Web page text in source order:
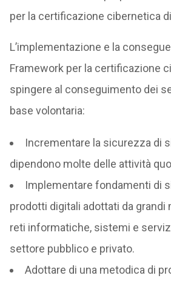
per la certificazione cibernetica
L’implementazione e la
Framework per la certificazione
spingere al conseguimento dei
base volontaria:
Incrementare la sicurezza di
dipendono molte delle attività
Implementare fondamenti di
prodotti digitali adottati da grandi
reti informatiche, sistemi e
settore pubblico e privato.
Adottare di una metodica di